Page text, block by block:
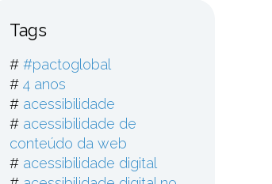
Tags
# #pactoglobal
# 4 anos
# acessibilidade
# acessibilidade de
conteúdo da web
# acessibilidade digital